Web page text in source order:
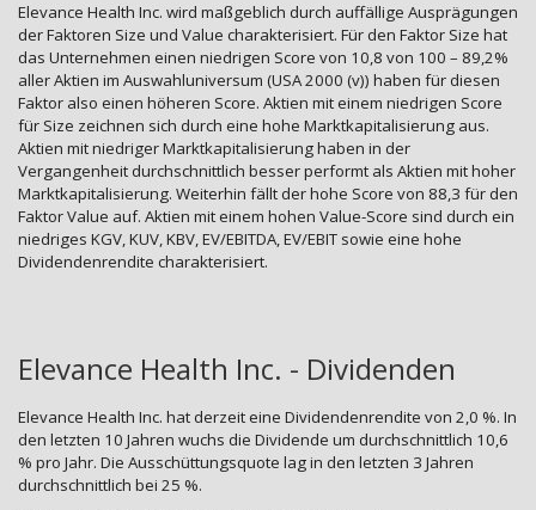
Elevance Health Inc. wird maßgeblich durch auffällige Ausprägungen
der Faktoren Size und Value charakterisiert. Für den Faktor Size hat
das Unternehmen einen niedrigen Score von 10,8 von 100 – 89,2%
aller Aktien im Auswahluniversum (USA 2000 (v)) haben für diesen
Faktor also einen höheren Score. Aktien mit einem niedrigen Score
für Size zeichnen sich durch eine hohe Marktkapitalisierung aus.
Aktien mit niedriger Marktkapitalisierung haben in der
Vergangenheit durchschnittlich besser performt als Aktien mit hoher
Marktkapitalisierung. Weiterhin fällt der hohe Score von 88,3 für den
Faktor Value auf. Aktien mit einem hohen Value-Score sind durch ein
niedriges KGV, KUV, KBV, EV/EBITDA, EV/EBIT sowie eine hohe
Dividendenrendite charakterisiert.
Elevance Health Inc. - Dividenden
Elevance Health Inc. hat derzeit eine Dividendenrendite von 2,0 %. In
den letzten 10 Jahren wuchs die Dividende um durchschnittlich 10,6
% pro Jahr. Die Ausschüttungsquote lag in den letzten 3 Jahren
durchschnittlich bei 25 %.